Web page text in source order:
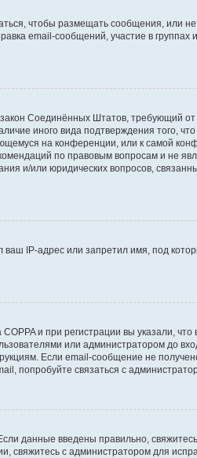
чтобы размещать сообщения, или
email-сообщений, участие в группах и
Соединённых Штатов, требующий от
иного вида подтверждения того,
на конференции, или к самой
по правовым вопросам и не
и/или юридических вопросов,
ваш IP-адрес или запретил имя, под
и при регистрации вы указали, что
или администратором до
Если email-сообщение не
попробуйте связаться с
данные введены правильно,
свяжитесь с администратором для